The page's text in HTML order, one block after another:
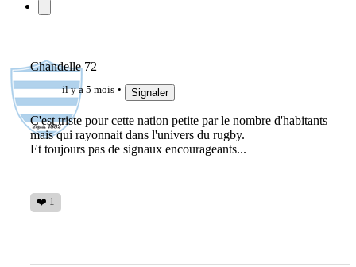
Chandelle 72
il y a 5 mois Signaler
C'est triste pour cette nation petite par le nombre d'habitants
mais qui rayonnait dans l'univers du rugby.
Et toujours pas de signaux encourageants...
❤️ 1